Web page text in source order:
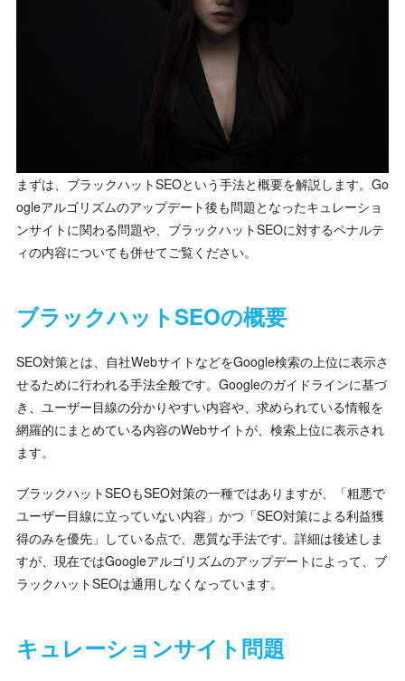
まずは、ブラックハットSEOという手法と概要を解説します。Go
ogleアルゴリズムのアップデート後も問題となったキュレーショ
ンサイトに関わる問題や、ブラックハットSEOに対するペナルテ
ィの内容についても併せてご覧ください。
ブラックハットSEOの概要
SEO対策とは、自社WebサイトなどをGoogle検索の上位に表示さ
せるために行われる手法全般です。Googleのガイドラインに基づ
き、ユーザー目線の分かりやすい内容や、求められている情報を
網羅的にまとめている内容のWebサイトが、検索上位に表示され
ます。
ブラックハットSEOもSEO対策の一種ではありますが、「粗悪で
ユーザー目線に立っていない内容」かつ「SEO対策による利益獲
得のみを優先」している点で、悪質な手法です。詳細は後述しま
すが、現在ではGoogleアルゴリズムのアップデートによって、ブ
ラックハットSEOは通用しなくなっています。
キュレーションサイト問題